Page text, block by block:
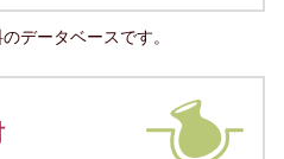
データベースです。